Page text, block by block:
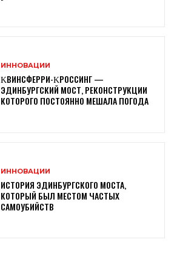
ИННОВАЦИИ
ΚВИНСФЕРРИ-ΚРОССИНГ —
ЭДИНБУРГСКИЙ МОСТ, РЕКОНСТРУКЦИИ
КОТОРОГО ПОСТОЯННО МЕШАЛА ПОГОДА
ИННОВАЦИИ
ИСТОРИЯ ЭДИНБУРГСКОГО МОСТА,
КОТОРЫЙ БЫЛ МЕСТОМ ЧАСТЫХ
САМОУБИЙСТВ